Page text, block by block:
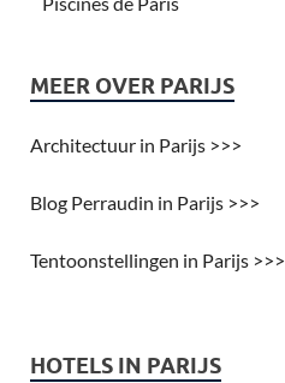
MEER OVER PARIJS
Architectuur in Parijs >>>
Blog Perraudin in Parijs >>>
Tentoonstellingen in Parijs >>>
HOTELS IN PARIJS